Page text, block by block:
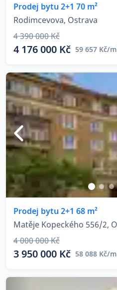
Prodej bytu 2+1 70 m²
Rodimcevova, Ostrava
4 390 000 Kč
4 176 000 Kč 59 657 Kč/m
Prodej bytu 2+1 68 m²
4 000 000 Kč
3 950 000 Kč 58 088 Kč/m